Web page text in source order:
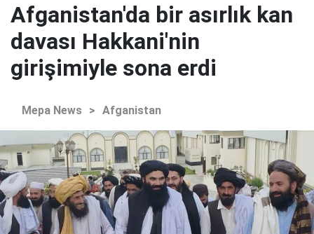
Afganistan'da bir asırlık kan
davası Hakkani'nin
girişimiyle sona erdi
Mepa News > Afganistan